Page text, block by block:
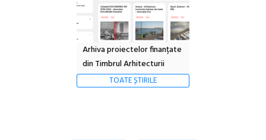
Arhiva proiectelor finanțate
din Timbrul Arhitecturii
TOATE ȘTIRILE